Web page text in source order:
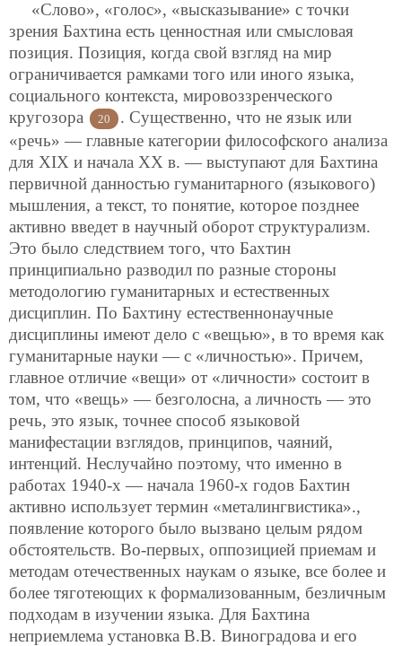
«Слово», «голос», «высказывание» с точки
зрения Бахтина есть ценностная или смысловая
позиция. Позиция, когда свой взгляд на мир
ограничивается рамками того или иного языка,
социального контекста, мировоззренческого
кругозора
20
. Существенно, что не язык или
«речь» — главные категории философского анализа
для XIX и начала XX в. — выступают для Бахтина
первичной данностью гуманитарного (языкового)
мышления, а текст, то понятие, которое позднее
активно введет в научный оборот структурализм.
Это было следствием того, что Бахтин
принципиально разводил по разные стороны
методологию гуманитарных и естественных
дисциплин. По Бахтину естественнонаучные
дисциплины имеют дело с «вещью», в то время как
гуманитарные науки — с «личностью». Причем,
главное отличие «вещи» от «личности» состоит в
том, что «вещь» — безголосна, а личность — это
речь, это язык, точнее способ языковой
манифестации взглядов, принципов, чаяний,
интенций. Неслучайно поэтому, что именно в
работах 1940-х — начала 1960-х годов Бахтин
активно использует термин «металингвистика».,
появление которого было вызвано целым рядом
обстоятельств. Во-первых, оппозицией приемам и
методам отечественных наукам о языке, все более и
более тяготеющих к формализованным, безличным
подходам в изучении языка. Для Бахтина
неприемлема установка В.В. Виноградова и его